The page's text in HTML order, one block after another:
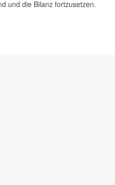
und die Bilanz fortzusetzen.